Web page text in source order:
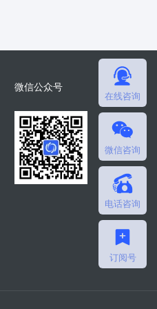
在线咨询
微信咨询
电话咨询
订阅号
微信公众号